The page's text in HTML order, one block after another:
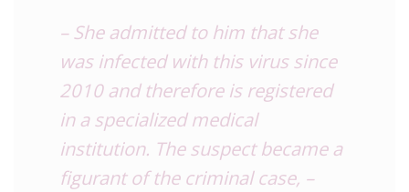
– She admitted to him that she
was infected with this virus since
2010 and therefore is registered
in a specialized medical
institution. The suspect became a
figurant of the criminal case, –